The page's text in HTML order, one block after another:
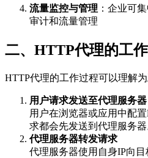
流量监控与管理 ：企业可
审计和流量管理
二、HTTP代理的工
HTTP代理的工作过程可以理解为
用户请求发送至代理服务器
用户在浏览器或应用中配
求都会先发送到代理服务器
代理服务器转发请求
代理服务器使用自身IP向